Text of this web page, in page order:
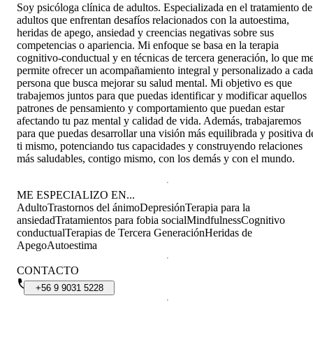
Soy psicóloga clínica de adultos. Especializada en el tratamiento de
adultos que enfrentan desafíos relacionados con la autoestima,
heridas de apego, ansiedad y creencias negativas sobre sus
competencias o apariencia. Mi enfoque se basa en la terapia
cognitivo-conductual y en técnicas de tercera generación, lo que
permite ofrecer un acompañamiento integral y personalizado a cada
persona que busca mejorar su salud mental. Mi objetivo es que
trabajemos juntos para que puedas identificar y modificar aquellos
patrones de pensamiento y comportamiento que puedan estar
afectando tu paz mental y calidad de vida. Además, trabajaremos
para que puedas desarrollar una visión más equilibrada y positiva
ti mismo, potenciando tus capacidades y construyendo relaciones
más saludables, contigo mismo, con los demás y con el mundo.
ME ESPECIALIZO EN...
AdultoTrastornos del ánimoDepresiónTerapia para la
ansiedadTratamientos para fobia socialMindfulnessCognitivo
conductualTerapias de Tercera GeneraciónHeridas de
ApegoAutoestima
CONTACTO
+56 9 9031 5228